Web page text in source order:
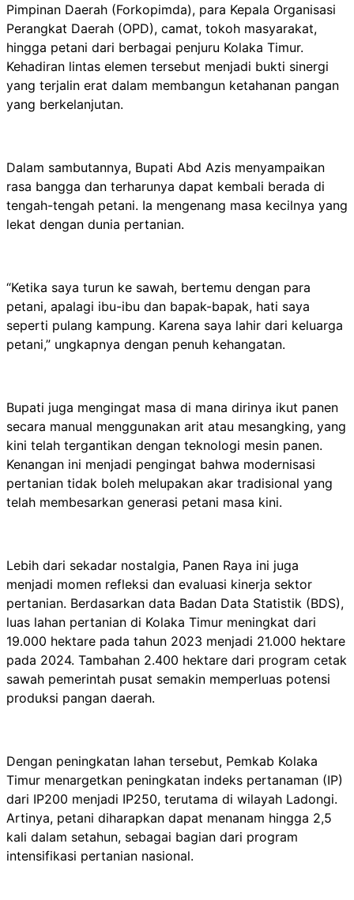
Pimpinan Daerah (Forkopimda), para Kepala Organisasi
Perangkat Daerah (OPD), camat, tokoh masyarakat,
hingga petani dari berbagai penjuru Kolaka Timur.
Kehadiran lintas elemen tersebut menjadi bukti sinergi
yang terjalin erat dalam membangun ketahanan pangan
yang berkelanjutan.
Dalam sambutannya, Bupati Abd Azis menyampaikan
rasa bangga dan terharunya dapat kembali berada di
tengah-tengah petani. Ia mengenang masa kecilnya yang
lekat dengan dunia pertanian.
“Ketika saya turun ke sawah, bertemu dengan para
petani, apalagi ibu-ibu dan bapak-bapak, hati saya
seperti pulang kampung. Karena saya lahir dari keluarga
petani,” ungkapnya dengan penuh kehangatan.
Bupati juga mengingat masa di mana dirinya ikut panen
secara manual menggunakan arit atau mesangking, yang
kini telah tergantikan dengan teknologi mesin panen.
Kenangan ini menjadi pengingat bahwa modernisasi
pertanian tidak boleh melupakan akar tradisional yang
telah membesarkan generasi petani masa kini.
Lebih dari sekadar nostalgia, Panen Raya ini juga
menjadi momen refleksi dan evaluasi kinerja sektor
pertanian. Berdasarkan data Badan Data Statistik (BDS),
luas lahan pertanian di Kolaka Timur meningkat dari
19.000 hektare pada tahun 2023 menjadi 21.000 hektare
pada 2024. Tambahan 2.400 hektare dari program cetak
sawah pemerintah pusat semakin memperluas potensi
produksi pangan daerah.
Dengan peningkatan lahan tersebut, Pemkab Kolaka
Timur menargetkan peningkatan indeks pertanaman (IP)
dari IP200 menjadi IP250, terutama di wilayah Ladongi.
Artinya, petani diharapkan dapat menanam hingga 2,5
kali dalam setahun, sebagai bagian dari program
intensifikasi pertanian nasional.